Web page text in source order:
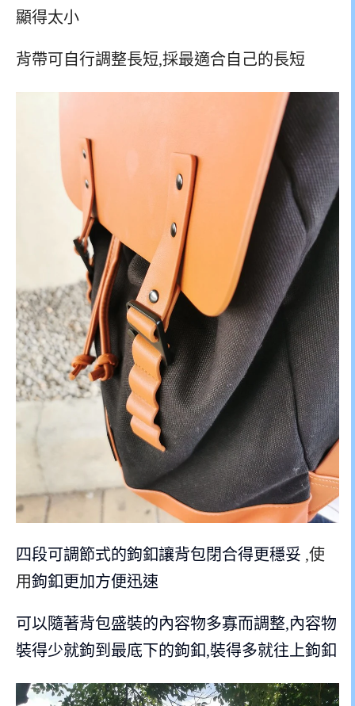
顯得太小
背帶可自行調整長短,採最適合自己的長短
四段可調節式的鉤釦讓背包閉合得更穩妥 ,使
用鉤釦更加方便迅速
可以隨著背包盛裝的內容物多寡而調整,內容物
裝得少就鉤到最底下的鉤釦,裝得多就往上鉤釦